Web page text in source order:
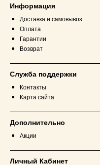
Информация
Доставка и самовывоз
Оплата
Гарантии
Возврат
Служба поддержки
Контакты
Карта сайта
Дополнительно
Акции
Личный Кабинет